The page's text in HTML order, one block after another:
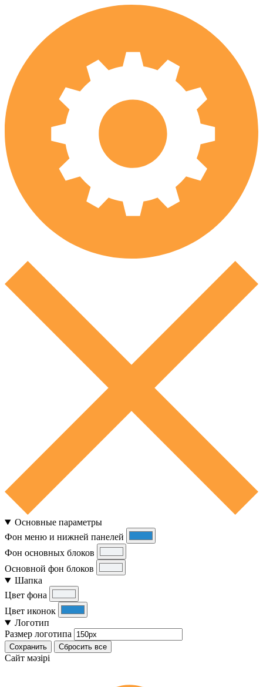
Основные параметры
Фон меню и нижней панелей
Фон основных блоков
Основной фон блоков
Шапка
Цвет фона
Цвет иконок
Логотип
Размер логотипа
Сохранить Сбросить все
Cайт мәзірі